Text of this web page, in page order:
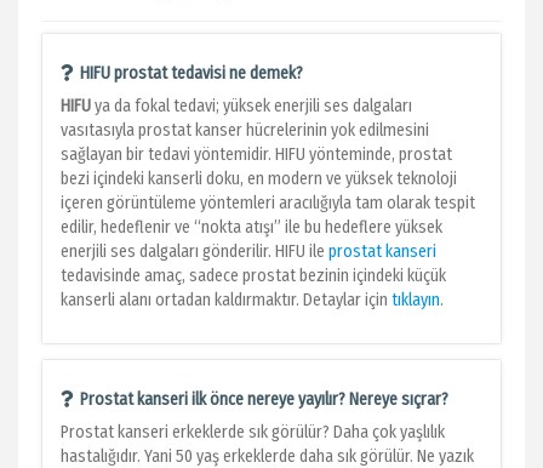
HIFU prostat tedavisi ne demek?
HIFUya da fokal tedavi; yüksek enerjili ses dalgaları
vasıtasıyla prostat kanser hücrelerinin yok edilmesini
sağlayan bir tedavi yöntemidir. HIFU yönteminde, prostat
bezi içindeki kanserli doku, en modern ve yüksek teknoloji
içeren görüntüleme yöntemleri aracılığıyla tam olarak tespit
edilir, hedeflenir ve “nokta atışı” ile bu hedeflere yüksek
enerjili ses dalgaları gönderilir. HIFU ile prostat kanseri
tedavisinde amaç, sadece prostat bezinin içindeki küçük
kanserli alanı ortadan kaldırmaktır. Detaylar için tıklayın.
Prostat kanseri ilk önce nereye yayılır? Nereye sıçrar?
Prostat kanseri erkeklerde sık görülür? Daha çok yaşlılık
hastalığıdır. Yani 50 yaş erkeklerde daha sık görülür. Ne yazık